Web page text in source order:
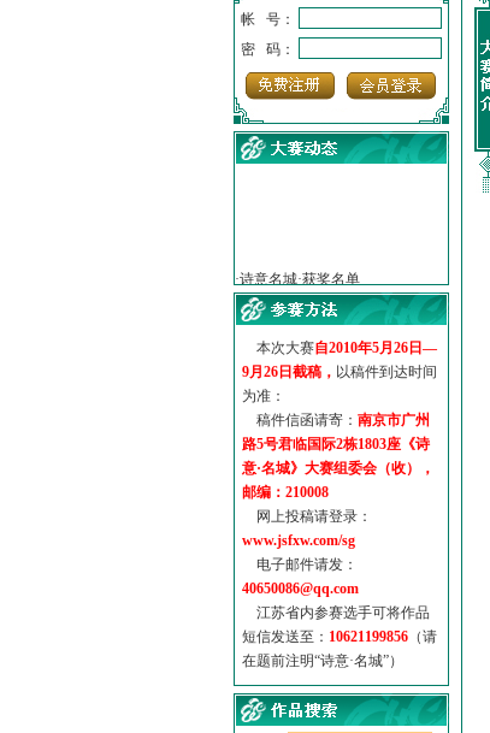
帐 号：
密 码：
·诗意名城·地铁时间
地铁完美呈现【诗意·名城...
参赛作品多达5000多首
“诗意·名城”晒诗会
特别通知--致广大诗词爱好...
本次大赛自2010年5月26日—
9月26日截稿， 以稿件到达时间
为准：
稿件信函请寄： 南京市广州
路5号君临国际2栋1803座《诗
意·名城》大赛组委会（收），
邮编：210008
网上投稿请登录：
www.jsfxw.com/sg
电子邮件请发：
40650086@qq.com
江苏省内参赛选手可将作品
短信发送至： 10621199856 （请
在题前注明“诗意·名城”）